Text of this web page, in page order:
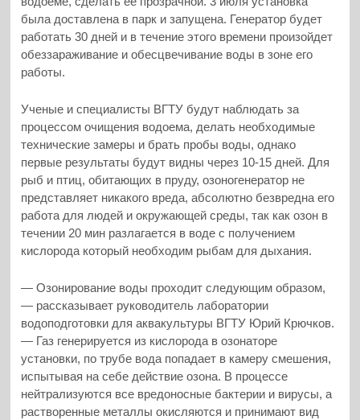
была доставлена в парк и запущена. Генератор будет
работать 30 дней и в течение этого времени произойдет
обеззараживание и обесцвечивание воды в зоне его
работы.
Ученые и специалисты ВГТУ будут наблюдать за
процессом очищения водоема, делать необходимые
технические замеры и брать пробы воды, однако
первые результаты будут видны через 10-15 дней. Для
рыб и птиц, обитающих в пруду, озоногенератор не
представляет никакого вреда, абсолютно безвредна его
работа для людей и окружающей среды, так как озон в
течении 20 мин разлагается в воде с получением
кислорода который необходим рыбам для дыхания.
— Озонирование воды проходит следующим образом,
— рассказывает руководитель лаборатории
водоподготовки для аквакультуры ВГТУ Юрий Крючков.
— Газ генерируется из кислорода в озонаторе
установки, по трубе вода попадает в камеру смешения,
испытывая на себе действие озона. В процессе
нейтрализуются все вредоносные бактерии и вирусы, а
растворенные металлы окисляются и принимают вид